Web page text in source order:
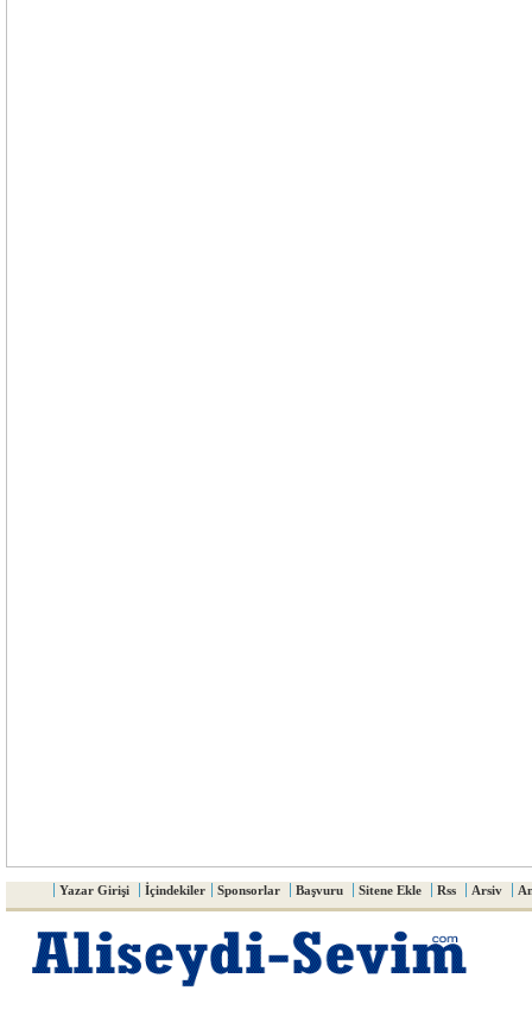
Yazar Girişi İçindekiler Sponsorlar Başvuru Sitene Ekle Rss Arsiv